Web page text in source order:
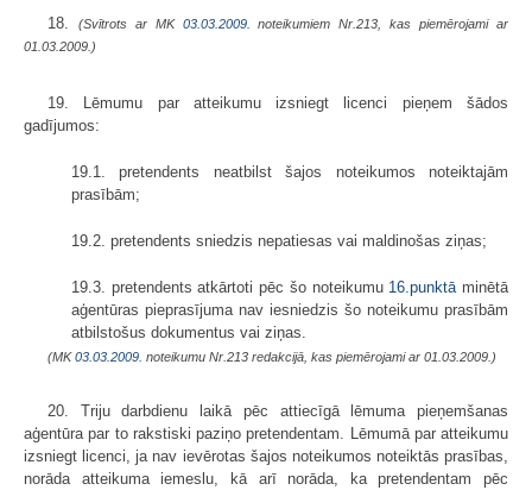
18. (Svītrots ar MK 03.03.2009.
noteikumiem Nr.213, kas piemērojami ar
01.03.2009.)
19. Lēmumu par atteikumu izsniegt licenci pieņem šādos
gadījumos:
19.1. pretendents neatbilst šajos noteikumos noteiktajām
prasībām;
19.2. pretendents sniedzis nepatiesas vai maldinošas ziņas;
19.3. pretendents atkārtoti pēc šo noteikumu 16.punktā minētā
aģentūras pieprasījuma nav iesniedzis šo noteikumu prasībām
atbilstošus dokumentus vai ziņas.
(MK03.03.2009. noteikumu Nr.213 redakcijā, kas piemērojami ar 01.03.2009.)
20. Triju darbdienu laikā pēc attiecīgā lēmuma pieņemšanas
aģentūra par to rakstiski paziņo pretendentam. Lēmumā par atteikumu
izsniegt licenci, ja nav ievērotas šajos noteikumos noteiktās prasības,
norāda atteikuma iemeslu, kā arī norāda, ka pretendentam pēc